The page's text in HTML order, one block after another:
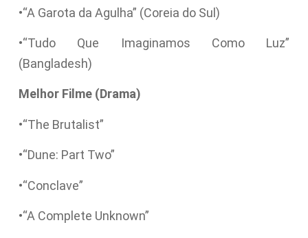
•“A Garota da Agulha” (Coreia do Sul)
•“Tudo Que Imaginamos Como Luz”
(Bangladesh)
Melhor Filme (Drama)
•“The Brutalist”
•“Dune: Part Two”
•“Conclave”
•“A Complete Unknown”